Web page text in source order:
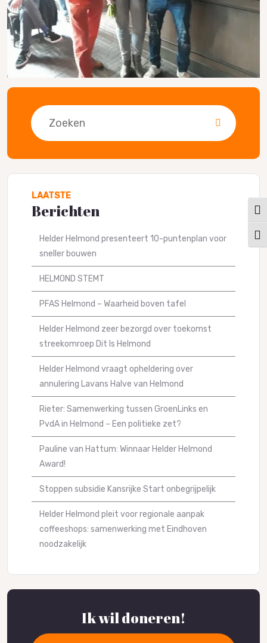
Zoeken
LAATSTE
Berichten
Helder Helmond presenteert 10-puntenplan voor
sneller bouwen
HELMOND STEMT
PFAS Helmond – Waarheid boven tafel
Helder Helmond zeer bezorgd over toekomst
streekomroep Dit Is Helmond
Helder Helmond vraagt opheldering over
annulering Lavans Halve van Helmond
Rieter: Samenwerking tussen GroenLinks en
PvdA in Helmond – Een politieke zet?
Pauline van Hattum: Winnaar Helder Helmond
Award!
Stoppen subsidie Kansrijke Start onbegrijpelijk
Helder Helmond pleit voor regionale aanpak
coffeeshops: samenwerking met Eindhoven
noodzakelijk
Ik wil doneren!